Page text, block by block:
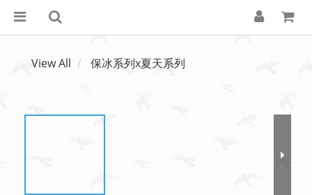
View All 保冰系列x夏天系列